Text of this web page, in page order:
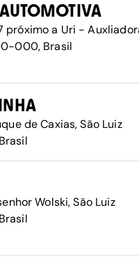
próximo a Uri -
000, Brasil
de Caxias, São Luiz
Wolski, São Luiz